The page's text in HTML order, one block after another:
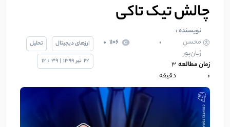
چالش تیک تاکی
نویسنده :
محسن
ژیان‌پور
1106
زمان مطالعه
:
۳
دقیقه
ارزهای دیجیتال
تحلیل
22 تیر 1399
|
39
:
12